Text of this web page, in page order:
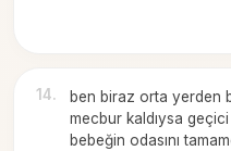
14.
ben biraz orta yerden
mecbur kaldıysa
bebeğin odasını